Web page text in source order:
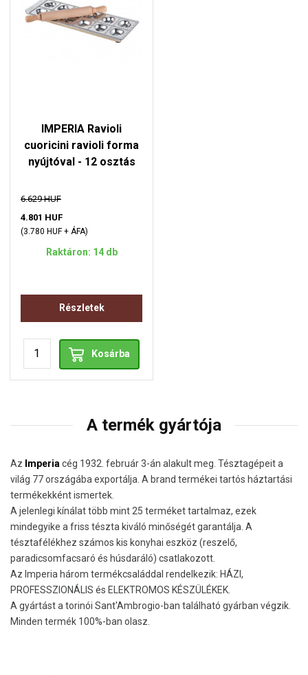
IMPERIA Ravioli
cuoricini ravioli forma
nyújtóval - 12 osztás
6.629 HUF
4.801 HUF
(3.780 HUF + ÁFA)
Raktáron: 14 db
Részletek
Kosárba
A termék gyártója
Az Imperiacég 1932. február 3-án alakult meg. Tésztagépeit a
világ 77 országába exportálja. A brand termékei tartós háztartási
termékekként ismertek.
A jelenlegi kínálat több mint 25 terméket tartalmaz, ezek
mindegyike a friss tészta kiváló minőségét garantálja. A
tésztafélékhez számos kis konyhai eszköz (reszelő,
paradicsomfacsaró és húsdaráló) csatlakozott.
Az Imperia három termékcsaláddal rendelkezik: HÁZI,
PROFESSZIONÁLIS és ELEKTROMOS KÉSZÜLÉKEK.
A gyártást a torinói Sant'Ambrogio-ban található gyárban végzik.
Minden termék 100%-ban olasz.